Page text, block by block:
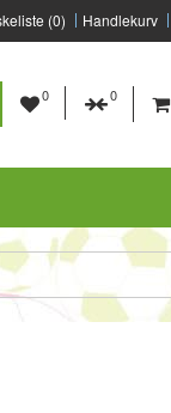
(0) Handlekurv
0 0